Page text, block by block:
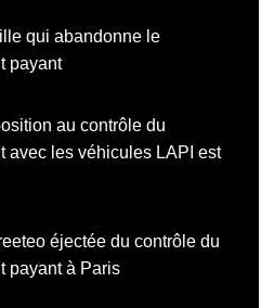
qui abandonne le
payant
au contrôle du
avec les véhicules LAPI est
éjectée du contrôle du
payant à Paris